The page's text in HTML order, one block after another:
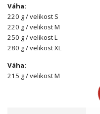
Váha:
220 g / velikost S
220 g / velikost M
250 g / velikost L
280 g / velikost XL
Váha:
215 g / velikost M